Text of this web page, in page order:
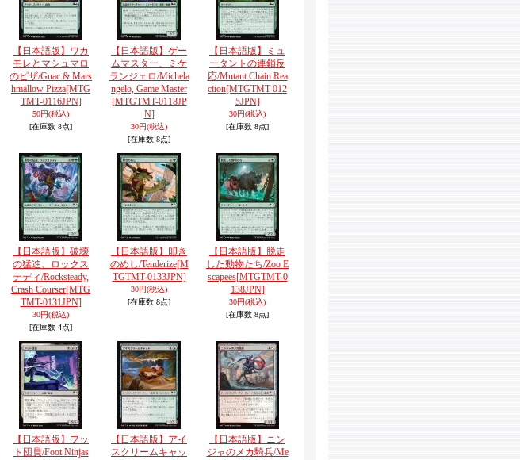
【日本語版】ワカ
モレとマシュマロ
のピザ/Guac & Mars
hmallow Pizza[MTG
TMT-0116JPN]
50円(税込)
[在庫数 8点]
【日本語版】ゲー
ムマスター、ミケ
ランジェロ/Michela
ngelo, Game Master
[MTGTMT-0118JP
N]
30円(税込)
[在庫数 8点]
【日本語版】ミュ
ータントの連鎖反
応/Mutant Chain Rea
ction[MTGTMT-012
5JPN]
30円(税込)
[在庫数 8点]
【日本語版】破壊
の猛進、ロックス
テディ/Rocksteady,
Crash Courser[MTG
TMT-0131JPN]
30円(税込)
[在庫数 4点]
【日本語版】叩き
のめし/Tenderize[M
TGTMT-0133JPN]
30円(税込)
[在庫数 8点]
【日本語版】脱走
した動物たち/Zoo E
scapees[MTGTMT-0
138JPN]
30円(税込)
[在庫数 8点]
【日本語版】フッ
ト団員/Foot Ninjas
【日本語版】アイ
スクリームキャッ
【日本語版】ニン
ジャのメカ騎兵/Me